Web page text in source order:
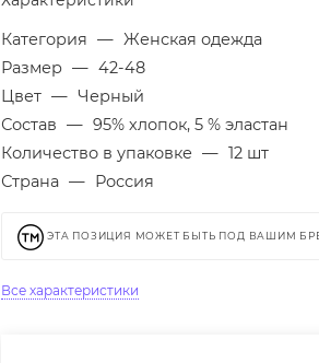
Категория — Женская одежда
Размер — 42-48
Цвет — Черный
Состав — 95% хлопок, 5 % эластан
Количество в упаковке — 12 шт
Страна — Россия
ЭТА ПОЗИЦИЯ МОЖЕТ БЫТЬ ПОД ВАШИМ
Все характеристики